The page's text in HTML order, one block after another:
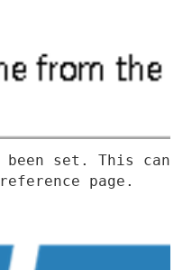
been set. This can
page.